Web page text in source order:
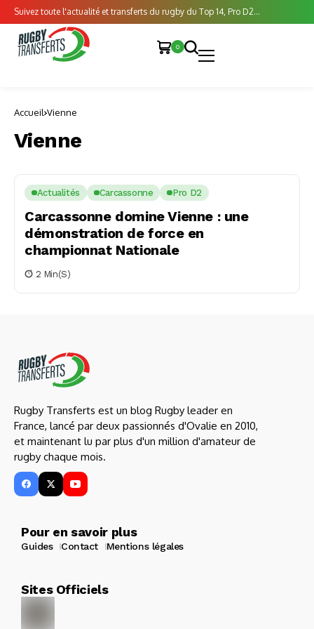
Suivez toute l'actualité et transferts du rugby du Top 14, Pro D2...
0
Accueil Vienne
Vienne
Actualités Carcassonne Pro D2
Carcassonne domine Vienne : une
démonstration de force en
championnat Nationale
2 Min(s)
Rugby Transferts est un blog Rugby leader en
France, lancé par deux passionnés d'Ovalie en 2010,
et maintenant lu par plus d'un million d'amateur de
rugby chaque mois.
Pour en savoir plus
Guides Contact Mentions légales
Sites Officiels